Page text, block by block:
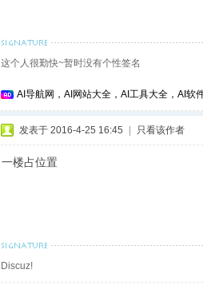
这个人很勤快~暂时没有个性签名
AI导航网，AI网站大全，AI工具大全，AI软
发表于 2016-4-25 16:45 只看该作者
一楼占位置
Discuz!